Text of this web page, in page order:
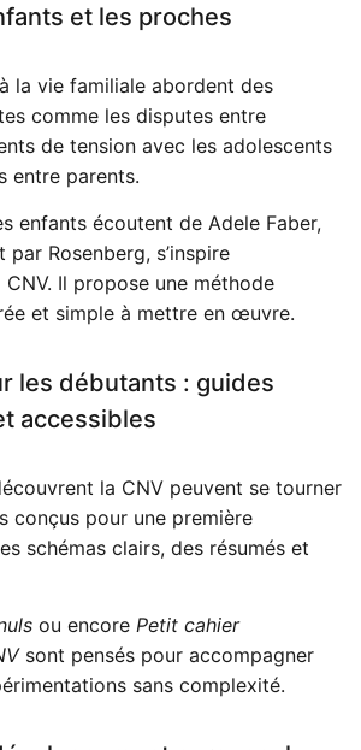
et les proches
la vie familiale abordent des
comme les disputes entre
de tension avec les adolescents
entre parents.
enfants écoutent de Adele Faber,
Rosenberg, s’inspire
Il propose une méthode
et simple à mettre en œuvre.
les débutants : guides
accessibles
la CNV peuvent se tourner
conçus pour une première
schémas clairs, des résumés et
ou encore Petit cahier
sont pensés pour accompagner
sans complexité.